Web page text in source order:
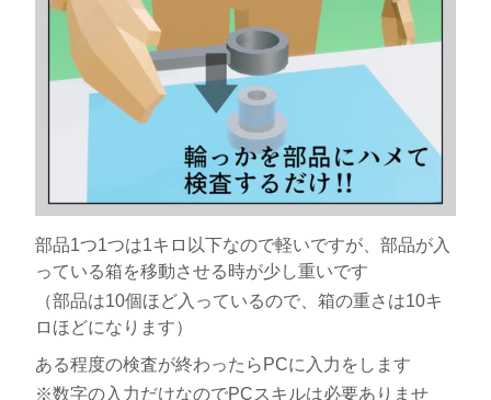
部品1つ1つは1キロ以下なので軽いですが、部品が入
っている箱を移動させる時が少し重いです
（部品は10個ほど入っているので、箱の重さは10キ
ロほどになります）
ある程度の検査が終わったらPCに入力をします
※数字の入力だけなのでPCスキルは必要ありませ